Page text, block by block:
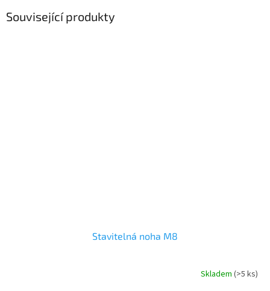
Související produkty
Stavitelná noha M8
Skladem (>5 ks)